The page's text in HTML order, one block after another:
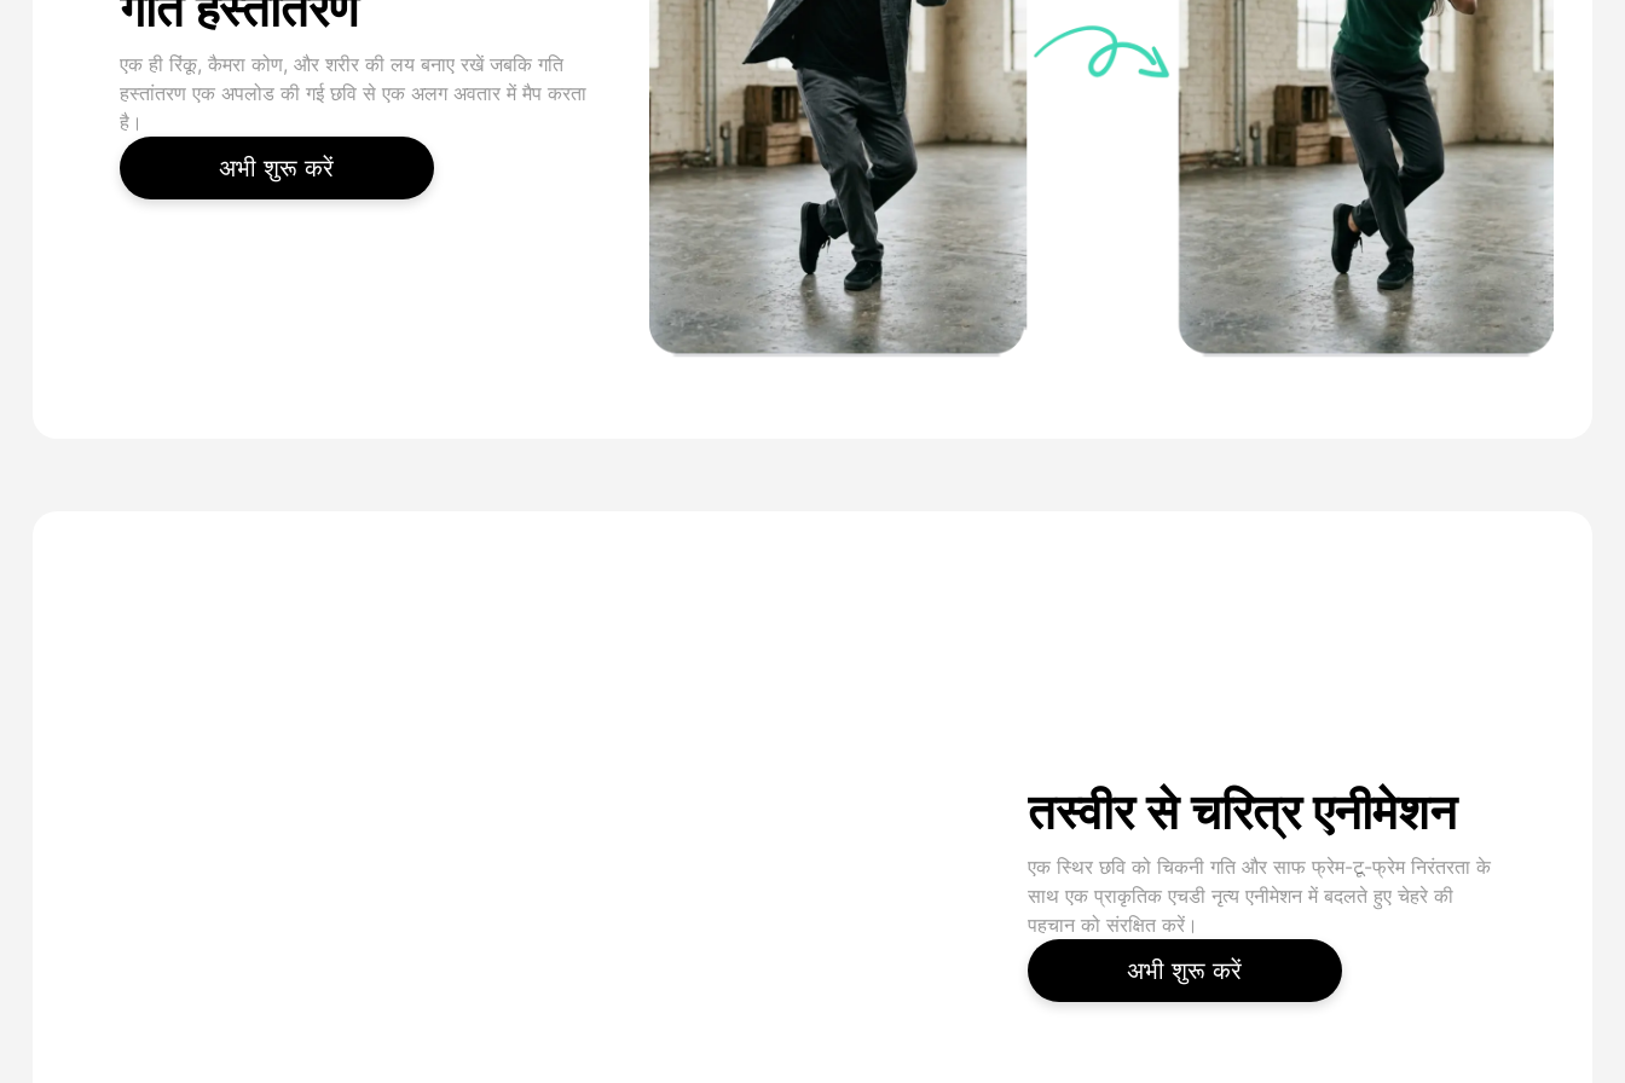
एक ही रिंकू, कैमरा कोण, और शरीर की लय बनाए रखें जबकि गति
हस्तांतरण एक अपलोड की गई छवि से एक अलग अवतार में मैप करता
है।
अभी शुरू करें
तस्वीर से चरित्र एनीमेशन
एक स्थिर छवि को चिकनी गति और साफ फ्रेम-टू-फ्रेम निरंतरता के
साथ एक प्राकृतिक एचडी नृत्य एनीमेशन में बदलते हुए चेहरे की
पहचान को संरक्षित करें।
अभी शुरू करें